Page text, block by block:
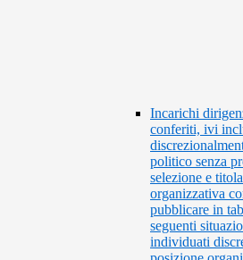
Incarichi
conferiti, ivi
politico senza
selezione e
organizzativa
pubblicare in
seguenti
individuati